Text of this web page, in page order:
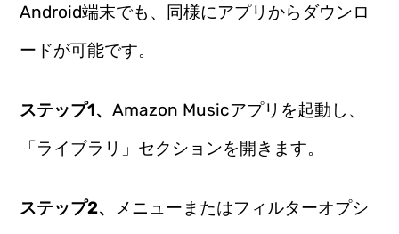
Android端末でも、同様にアプリからダウンロ
ードが可能です。
ステップ1、Amazon Musicアプリを起動し、
「ライブラリ」セクションを開きます。
ステップ2、 メニューまたはフィルターオプシ